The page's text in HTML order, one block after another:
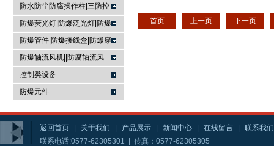
防水防尘防腐操作柱|三防控
制箱|
防爆荧光灯|防爆泛光灯|防爆
投光灯▏防爆应急灯
防爆管件|防爆接线盒|防爆穿
线盒|防爆活接头|防爆挠性管
防爆轴流风机||防腐轴流风
机|防爆排风扇
控制类设备
防爆元件
为品质，所以选择，依客思电
气，防爆专家，照明...
以
首页 上一页 下一页
返回首页 关于我们 产品展示 新闻中心 在线留言
联系我们
联系电话:0577-62305301 | 传真：0577-62305305